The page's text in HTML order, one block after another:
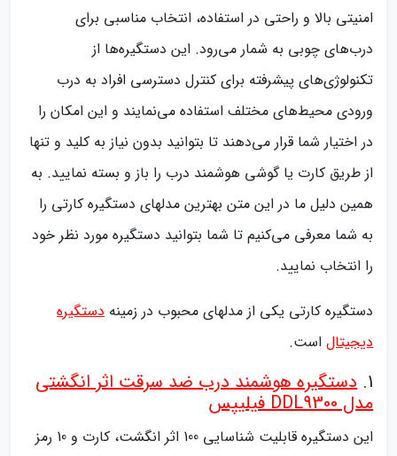
امنیتی بالا و راحتی در استفاده، انتخاب مناسبی برای
درب‌های چوبی به شمار می‌رود. این دستگیره‌ها از
تکنولوژی‌های پیشرفته برای کنترل دسترسی افراد به درب
ورودی محیط‌های مختلف استفاده می‌نمایند و این امکان را
در اختیار شما قرار می‌دهند تا بتوانید بدون نیاز به کلید و تنها
از طریق کارت یا گوشی هوشمند درب را باز و بسته نمایید. به
همین دلیل ما در این متن بهترین مدل‎های دستگیره کارتی را
به شما معرفی می‌کنیم تا شما بتوانید دستگیره مورد نظر خود
را انتخاب نمایید.
دستگیره کارتی یکی از مدلهای محبوب در زمینه دستگیره
دیجیتال است.
1. دستگیره هوشمند درب ضد سرقت اثر انگشتی
مدل DDL9300 فیلیپس
این دستگیره قابلیت شناسایی 100 اثر انگشت، کارت و 10 رمز